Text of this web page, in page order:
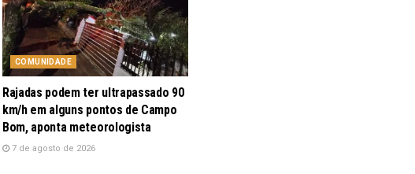
COMUNIDADE
Rajadas podem ter ultrapassado 90
km/h em alguns pontos de Campo
Bom, aponta meteorologista
7 de agosto de 2026